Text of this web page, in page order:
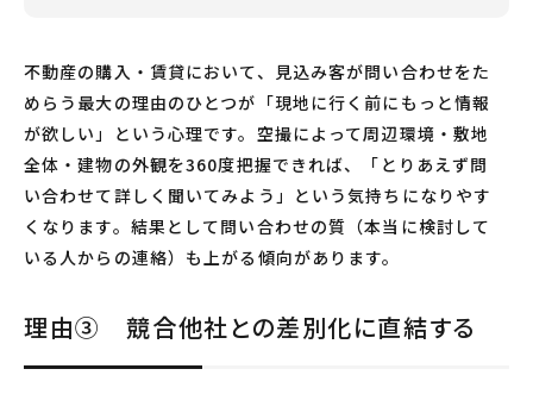
不動産の購入・賃貸において、見込み客が問い合わせをた
めらう最大の理由のひとつが「現地に行く前にもっと情報
が欲しい」という心理です。空撮によって周辺環境・敷地
全体・建物の外観を360度把握できれば、「とりあえず問
い合わせて詳しく聞いてみよう」という気持ちになりやす
くなります。結果として問い合わせの質（本当に検討して
いる人からの連絡）も上がる傾向があります。
理由③ 競合他社との差別化に直結する